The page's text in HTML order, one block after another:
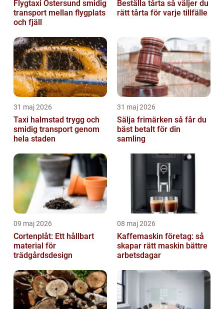
Flygtaxi Östersund smidig
transport mellan flygplats
och fjäll
Beställa tårta så väljer du
rätt tårta för varje tillfälle
31 maj 2026
Taxi halmstad trygg och
smidig transport genom
hela staden
31 maj 2026
Sälja frimärken så får du
bäst betalt för din
samling
09 maj 2026
Cortenplåt: Ett hållbart
material för
trädgårdsdesign
08 maj 2026
Kaffemaskin företag: så
skapar rätt maskin bättre
arbetsdagar